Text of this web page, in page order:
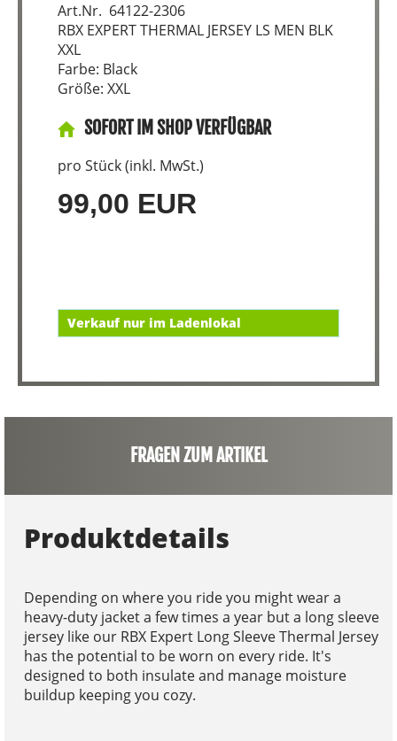
Art.Nr. 64122-2306
RBX EXPERT THERMAL JERSEY LS MEN BLK
XXL
Farbe: Black
Größe: XXL
SOFORT IM SHOP VERFÜGBAR
pro Stück (inkl. MwSt.)
99,00 EUR
Verkauf nur im Ladenlokal
FRAGEN ZUM ARTIKEL
Produktdetails
Depending on where you ride you might wear a
heavy-duty jacket a few times a year but a long sleeve
jersey like our RBX Expert Long Sleeve Thermal Jersey
has the potential to be worn on every ride. It's
designed to both insulate and manage moisture
buildup keeping you cozy.